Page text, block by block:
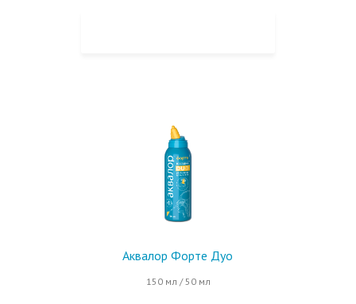
Аквалор Форте Дуо
150 мл / 50 мл